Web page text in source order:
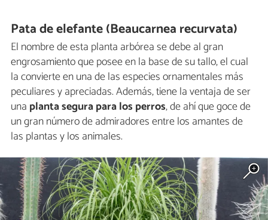
Pata de elefante (Beaucarnea recurvata)
El nombre de esta planta arbórea se debe al gran
engrosamiento que posee en la base de su tallo, el cual
la convierte en una de las especies ornamentales más
peculiares y apreciadas. Además, tiene la ventaja de ser
una planta segura para los perros, de ahí que goce de
un gran número de admiradores entre los amantes de
las plantas y los animales.